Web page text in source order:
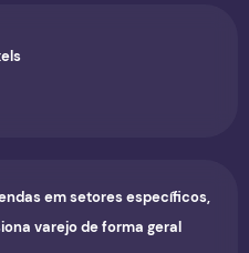
em setores específicos,
varejo de forma geral